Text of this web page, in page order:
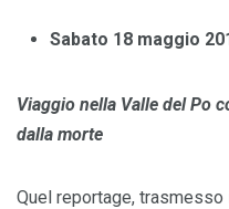
Sabato 18 maggio
Viaggio nella Valle del Po
dalla morte
Quel reportage,